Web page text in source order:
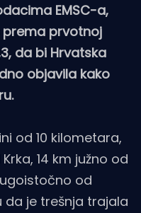
EMSC-a,
prvotnoj
da bi Hrvatska
objavila kako
od 10 kilometara,
14 km južno od
od
da je trešnja trajala